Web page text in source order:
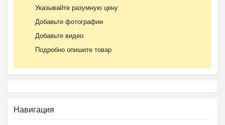
Указывайте разумную цену
Добавьте фотографии
Добавьте видео
Подробно опишите товар
Навигация